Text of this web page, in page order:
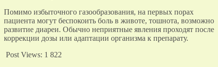
Помимо избыточного газообразования, на первых порах
пациента могут беспокоить боль в животе, тошнота, возможно
развитие диареи. Обычно неприятные явления проходят после
коррекции дозы или адаптации организма к препарату.
Post Views: 1 822